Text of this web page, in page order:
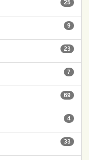
25
9
23
7
69
4
33